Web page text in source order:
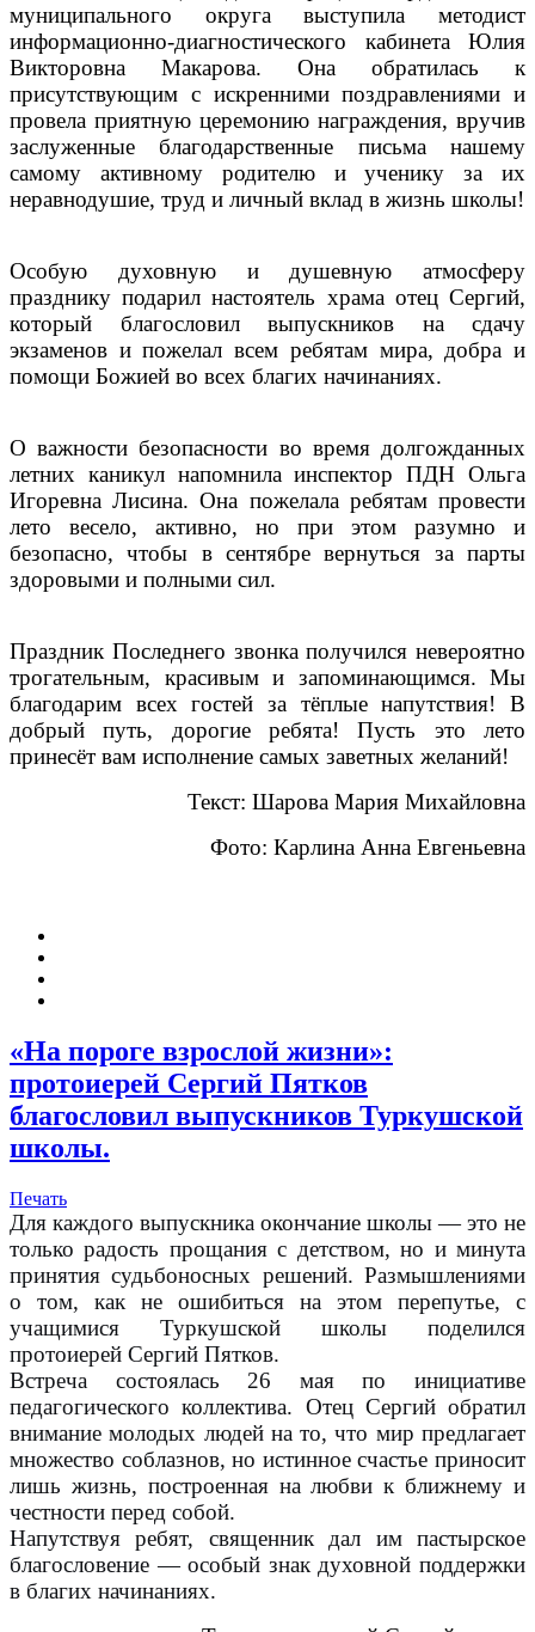
муниципального округа выступила методист
информационно-диагностического кабинета Юлия
Викторовна Макарова. Она обратилась к
присутствующим с искренними поздравлениями и
провела приятную церемонию награждения, вручив
заслуженные благодарственные письма нашему
самому активному родителю и ученику за их
неравнодушие, труд и личный вклад в жизнь школы!
Особую духовную и душевную атмосферу
празднику подарил настоятель храма отец Сергий,
который благословил выпускников на сдачу
экзаменов и пожелал всем ребятам мира, добра и
помощи Божией во всех благих начинаниях.
О важности безопасности во время долгожданных
летних каникул напомнила инспектор ПДН Ольга
Игоревна Лисина. Она пожелала ребятам провести
лето весело, активно, но при этом разумно и
безопасно, чтобы в сентябре вернуться за парты
здоровыми и полными сил.
Праздник Последнего звонка получился невероятно
трогательным, красивым и запоминающимся. Мы
благодарим всех гостей за тёплые напутствия! В
добрый путь, дорогие ребята! Пусть это лето
принесёт вам исполнение самых заветных желаний!
Текст: Шарова Мария Михайловна
Фото: Карлина Анна Евгеньевна
«На пороге взрослой жизни»:
протоиерей Сергий Пятков
благословил выпускников Туркушской
школы.
Печать
Для каждого выпускника окончание школы — это не
только радость прощания с детством, но и минута
принятия судьбоносных решений. Размышлениями
о том, как не ошибиться на этом перепутье, с
учащимися Туркушской школы поделился
протоиерей Сергий Пятков.
Встреча состоялась 26 мая по инициативе
педагогического коллектива. Отец Сергий обратил
внимание молодых людей на то, что мир предлагает
множество соблазнов, но истинное счастье приносит
лишь жизнь, построенная на любви к ближнему и
честности перед собой.
Напутствуя ребят, священник дал им пастырское
благословение — особый знак духовной поддержки
в благих начинаниях.